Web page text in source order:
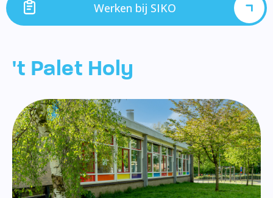
Werken bij SIKO
't Palet Holy